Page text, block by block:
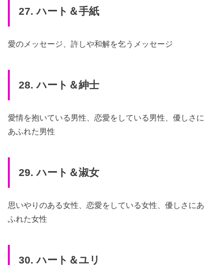
27. ハート＆手紙
愛のメッセージ、許しや和解を乞うメッセージ
28. ハート＆紳士
愛情を抱いている男性、恋愛をしている男性、優しさに
あふれた男性
29. ハート＆淑女
思いやりのある女性、恋愛をしている女性、優しさにあ
ふれた女性
30. ハート＆ユリ